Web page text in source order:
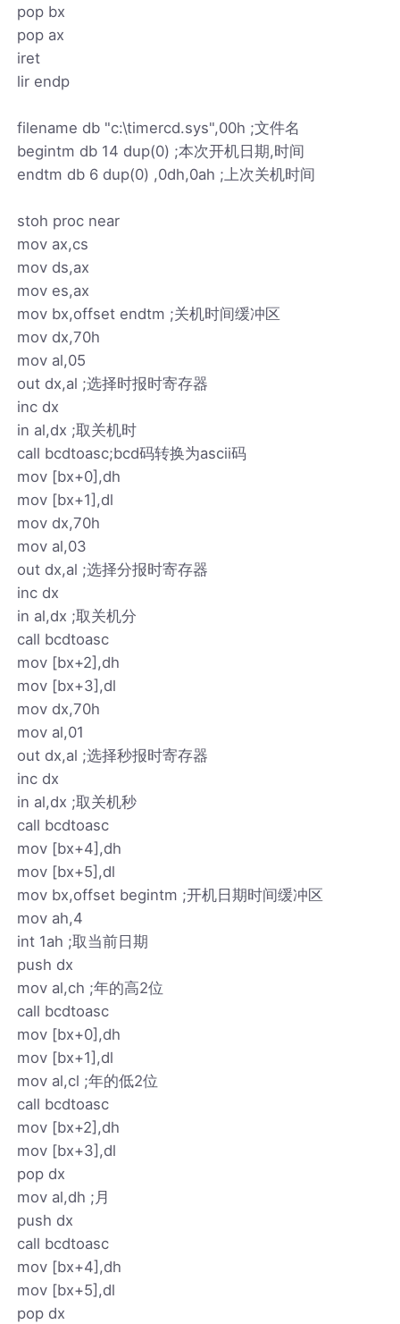
pop bx
pop ax
iret
lir endp
filename db "c:\timercd.sys",00h ;文件名
begintm db 14 dup(0) ;本次开机日期,时间
endtm db 6 dup(0) ,0dh,0ah ;上次关机时间
stoh proc near
mov ax,cs
mov ds,ax
mov es,ax
mov bx,offset endtm ;关机时间缓冲区
mov dx,70h
mov al,05
out dx,al ;选择时报时寄存器
inc dx
in al,dx ;取关机时
call bcdtoasc;bcd码转换为ascii码
mov [bx+0],dh
mov [bx+1],dl
mov dx,70h
mov al,03
out dx,al ;选择分报时寄存器
inc dx
in al,dx ;取关机分
call bcdtoasc
mov [bx+2],dh
mov [bx+3],dl
mov dx,70h
mov al,01
out dx,al ;选择秒报时寄存器
inc dx
in al,dx ;取关机秒
call bcdtoasc
mov [bx+4],dh
mov [bx+5],dl
mov bx,offset begintm ;开机日期时间缓冲区
mov ah,4
int 1ah ;取当前日期
push dx
mov al,ch ;年的高2位
call bcdtoasc
mov [bx+0],dh
mov [bx+1],dl
mov al,cl ;年的低2位
call bcdtoasc
mov [bx+2],dh
mov [bx+3],dl
pop dx
mov al,dh ;月
push dx
call bcdtoasc
mov [bx+4],dh
mov [bx+5],dl
pop dx